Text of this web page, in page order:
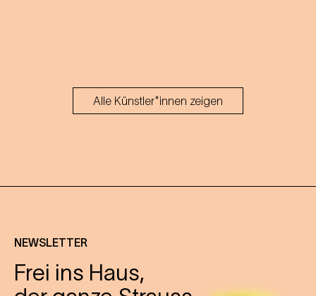
Alle Künstler*innen zeigen
NEWSLETTER
Frei ins Haus,